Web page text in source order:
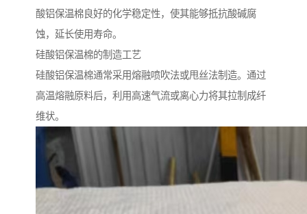
酸铝保温棉良好的化学稳定性，使其能够抵抗酸碱腐
蚀，延长使用寿命。
硅酸铝保温棉的制造工艺
硅酸铝保温棉通常采用熔融喷吹法或甩丝法制造。通过
高温熔融原料后，利用高速气流或离心力将其拉制成纤
维状。